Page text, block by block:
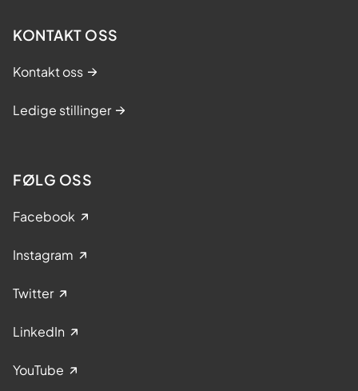
KONTAKT OSS
Kontakt oss
Ledige stillinger
FØLG OSS
Facebook
Instagram
Twitter
LinkedIn
YouTube